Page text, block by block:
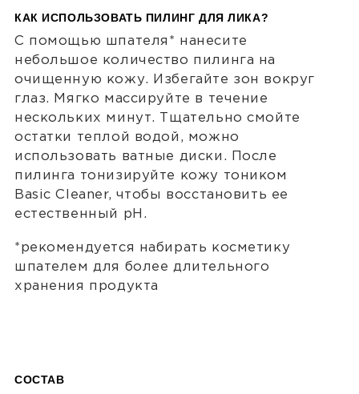
КАК ИСПОЛЬЗОВАТЬ ПИЛИНГ ДЛЯ ЛИКА?
С помощью шпателя* нанесите
небольшое количество пилинга на
очищенную кожу. Избегайте зон вокруг
глаз. Мягко массируйте в течение
нескольких минут. Тщательно смойте
остатки теплой водой, можно
использовать ватные диски. После
пилинга тонизируйте кожу тоником
Basic Cleaner, чтобы восстановить ее
естественный pH.
*рекомендуется набирать косметику
шпателем для более длительного
хранения продукта
СОСТАВ